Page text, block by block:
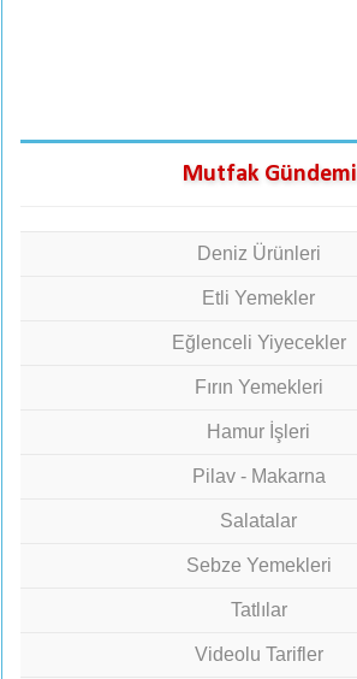
Mutfak Gündemi
Deniz Ürünleri
Etli Yemekler
Eğlenceli Yiyecekler
Fırın Yemekleri
Hamur İşleri
Pilav - Makarna
Salatalar
Sebze Yemekleri
Tatlılar
Videolu Tarifler